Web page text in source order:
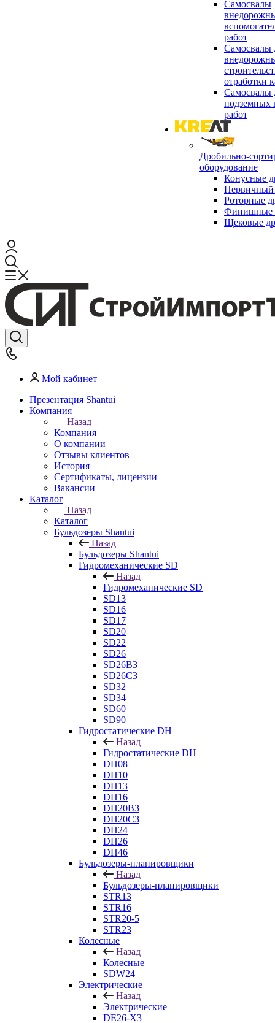
Самосвалы
работ
Самосвалы
отработки
Самосвалы
подземных
работ
Дробильно-
оборудование
Конусные
Первичный
Роторные
Финишные
Щековые
Мой кабинет
Презентация Shantui
Компания
Назад
Компания
О компании
Отзывы клиентов
История
Сертификаты, лицензии
Вакансии
Каталог
Назад
Каталог
Бульдозеры Shantui
Назад
Бульдозеры Shantui
Гидромеханические SD
Назад
Гидромеханические SD
SD13
SD16
SD17
SD20
SD22
SD26
SD26B3
SD26C3
SD32
SD34
SD60
SD90
Гидростатические DH
Назад
Гидростатические DH
DH08
DH10
DH13
DH16
DH20B3
DH20C3
DH24
DH26
DH46
Бульдозеры-планировщики
Назад
Бульдозеры-планировщики
STR13
STR16
STR20-5
STR23
Колесные
Назад
Колесные
SDW24
Электрические
Назад
Электрические
DE26-X3